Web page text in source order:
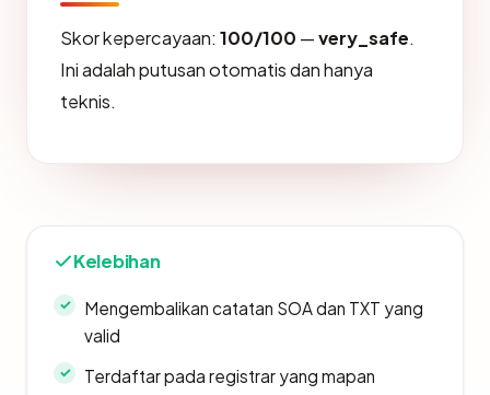
Skor kepercayaan: 100/100 —very_safe.
Ini adalah putusan otomatis dan hanya
teknis.
Kelebihan
Mengembalikan catatan SOA dan TXT yang
valid
Terdaftar pada registrar yang mapan